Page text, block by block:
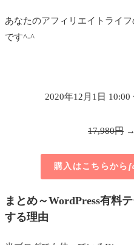
あなたのアフィリエイトライ
です^-^
2020年12月1日 10:00
17,980円 →
購入はこちらから
まとめ～WordPress有料
する理由